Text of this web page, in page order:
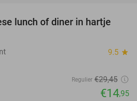
49%
lunch of diner in hartje
9.5 star
Regulier €29,45
€14,95